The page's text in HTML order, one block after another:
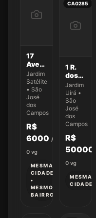
17
Avenida
Andrômeda
500
Jardim
Satélite
• São
José
dos
Campos
R$
6000 /mês
0 vg
MESMA
CIDADE
•
MESMO
BAIRRO
CA0285
1 R.
dos
Jaburus
270
Jardim
Uirá •
São
José
dos
Campos
R$
500000
0 vg
MESMA
CIDADE